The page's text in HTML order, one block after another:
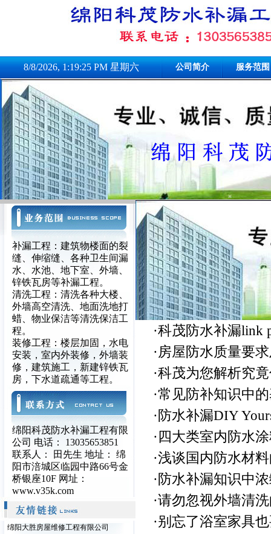
8/8/2026, 1:19:25 PM 星期六 公司简介 服务范围
补漏工程：建筑物楼面的裂
缝、伸缩缝、各种卫生间漏
水、水池、地下室、外墙、
锌铁瓦房等补漏工程。
清洗工程：清洗各种大楼、
外墙高空清洗、地面洗地打
蜡、物业保洁等清洗保洁工
程。
装修工程：楼层加固，水电
安装，室内外装修，外墙装
修，建筑施工，新建锌铁瓦
房，下水道疏通等工程。
绵阳科茂防水补漏工程有限
公司 电话： 13035653851
联系人： 田先生 地址： 绵
阳市涪城区临园中路66号金
桥银座10F 网址：
www.v35k.com
绵阳大胜房屋维修工程有限公司
·科茂防水补漏link
·房屋防水质量要
·科茂为您解析究
·常见防补知识中
·防水补漏DIY
·四大类室内防水
·浅谈国内防水材
·防水补漏知识中
·请勿忽视外墙清
·别忘了浴室家具